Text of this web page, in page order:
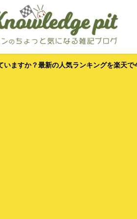
ますか？最新の人気ランキングを楽天で